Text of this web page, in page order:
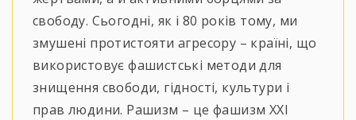
свободу. Сьогодні, як і 80 років тому, ми
змушені протистояти агресору – країні, що
використовує фашистські методи для
знищення свободи, гідності, культури і
прав людини. Рашизм – це фашизм XXI